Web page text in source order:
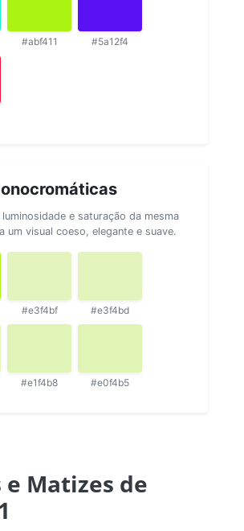
#abf411 #5a12f4
e saturação da mesma
um visual coeso, elegante e suave.
#e3f4bf #e3f4bd
#e1f4b8 #e0f4b5
e Matizes de